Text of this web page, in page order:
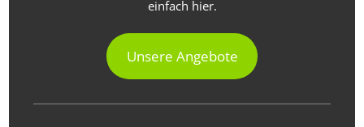
einfach hier.
Unsere Angebote